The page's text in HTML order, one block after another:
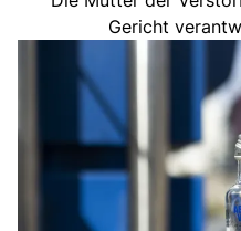
Gericht